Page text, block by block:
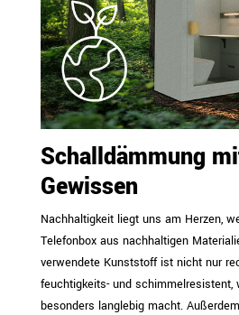
Schalldämmung
Gewissen
Nachhaltigkeit liegt uns am Herzen,
Telefonbox aus nachhaltigen
verwendete Kunststoff ist nicht nur
feuchtigkeits- und schimmelresistent,
besonders langlebig macht.